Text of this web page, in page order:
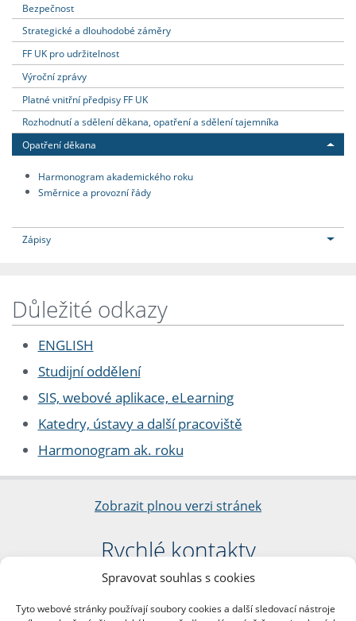
Spravovat souhlas s cookies
Tyto webové stránky používají soubory cookies a další sledovací nástroje
Bezpečnost
Strategické a dlouhodobé záměry
FF UK pro udržitelnost
Výroční zprávy
Platné vnitřní předpisy FF UK
Rozhodnutí a sdělení děkana, opatření a sdělení tajemníka
Opatření děkana
Harmonogram akademického roku
Směrnice a provozní řády
Zápisy
Důležité odkazy
ENGLISH
Studijní oddělení
SIS, webové aplikace, eLearning
Katedry, ústavy a další pracoviště
Harmonogram ak. roku
Zobrazit plnou verzi stránek
Rychlé kontakty
Filozofická fakulta
nám. Jana Palacha 1/2